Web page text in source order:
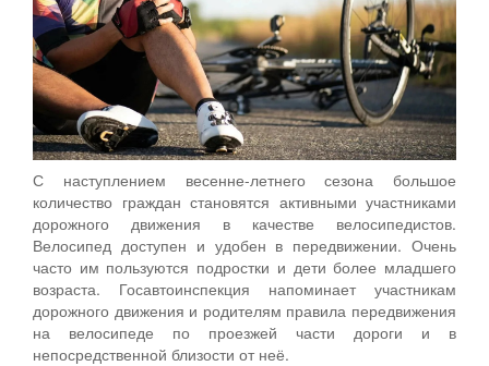
С наступлением весенне-летнего сезона большое
количество граждан становятся активными участниками
дорожного движения в качестве велосипедистов.
Велосипед доступен и удобен в передвижении. Очень
часто им пользуются подростки и дети более младшего
возраста. Госавтоинспекция напоминает участникам
дорожного движения и родителям правила передвижения
на велосипеде по проезжей части дороги и в
непосредственной близости от неё.